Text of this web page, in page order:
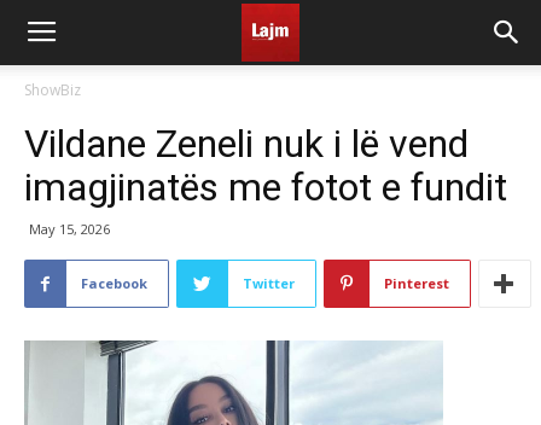
ShowBiz
Vildane Zeneli nuk i lë vend
imagjinatës me fotot e fundit
May 15, 2026
Facebook Twitter Pinterest